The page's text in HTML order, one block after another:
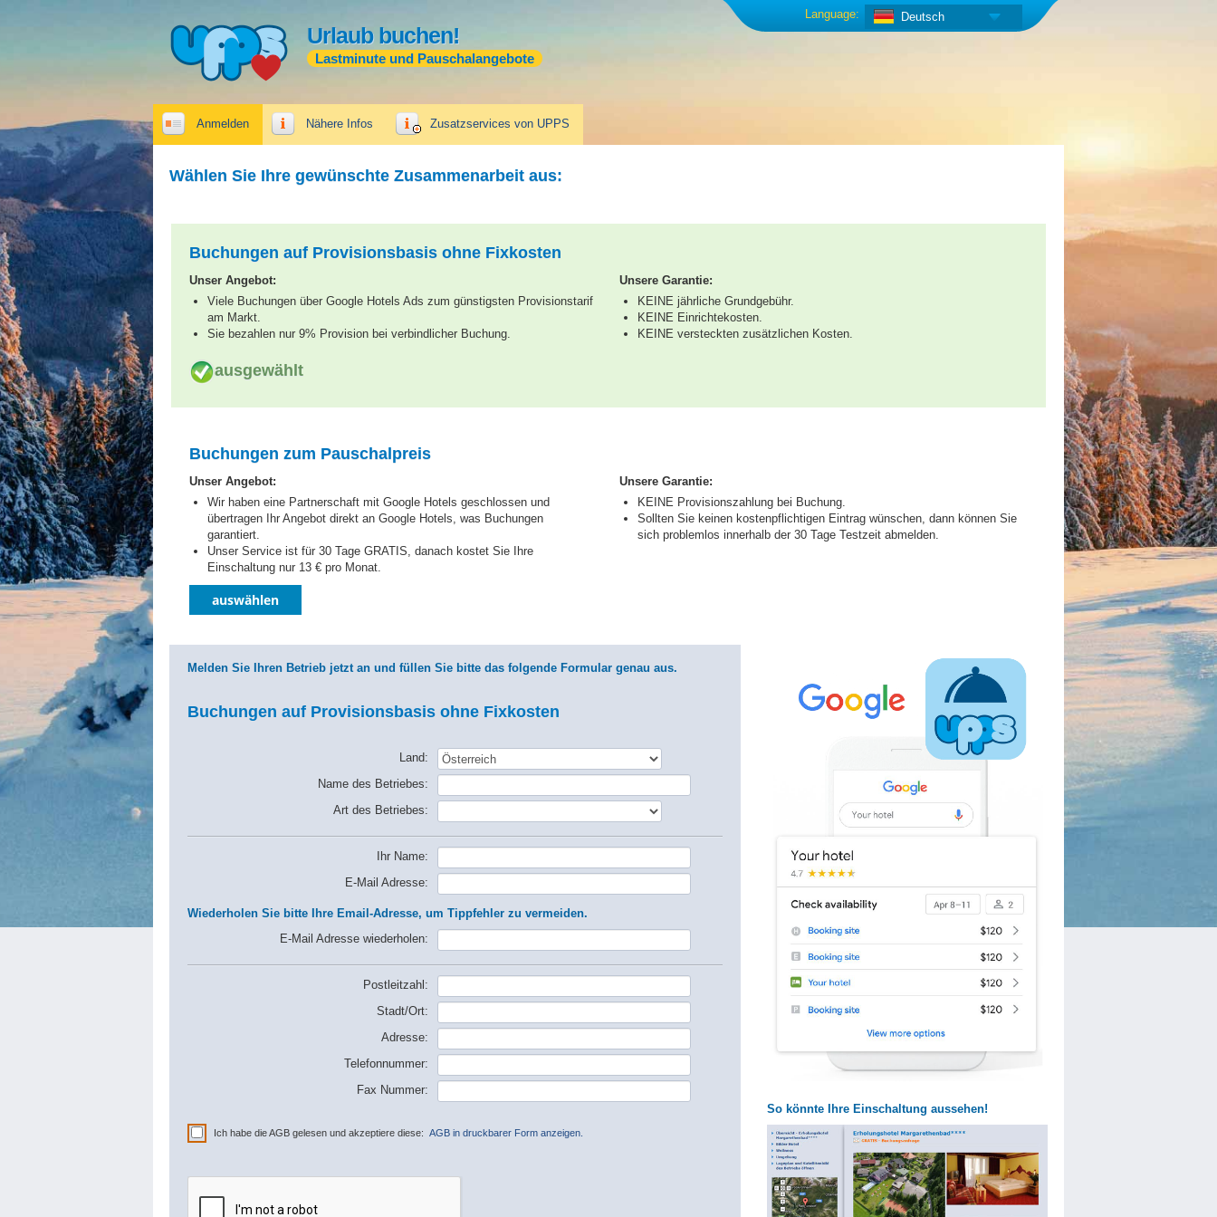
Urlaub buchen!
Lastminute und Pauschalangebote
Deutsch
Language:
Anmelden Nähere Infos Zusatzservices von UPPS
Wählen Sie Ihre gewünschte Zusammenarbeit aus:
Buchungen auf Provisionsbasis ohne Fixkosten
Unser Angebot:
Viele Buchungen über Google Hotels Ads zum günstigsten Provisionstarif
am Markt.
Sie bezahlen nur 9% Provision bei verbindlicher Buchung.
Unsere Garantie:
KEINE jährliche Grundgebühr.
KEINE Einrichtekosten.
KEINE versteckten zusätzlichen Kosten.
ausgewählt
Buchungen zum Pauschalpreis
Unser Angebot:
Wir haben eine Partnerschaft mit Google Hotels geschlossen und
übertragen Ihr Angebot direkt an Google Hotels, was Buchungen
garantiert.
Unser Service ist für 30 Tage GRATIS, danach kostet Sie Ihre
Einschaltung nur 13 € pro Monat.
Unsere Garantie:
KEINE Provisionszahlung bei Buchung.
Sollten Sie keinen kostenpflichtigen Eintrag wünschen, dann können Sie
sich problemlos innerhalb der 30 Tage Testzeit abmelden.
auswählen
So könnte Ihre Einschaltung aussehen!
Melden Sie Ihren Betrieb jetzt an und füllen Sie bitte das folgende Formular genau aus.
Buchungen auf Provisionsbasis ohne Fixkosten
Land:
Name des Betriebes:
Art des Betriebes:
Ihr Name:
E-Mail Adresse:
Wiederholen Sie bitte Ihre Email-Adresse, um Tippfehler zu vermeiden.
E-Mail Adresse wiederholen:
Postleitzahl:
Stadt/Ort:
Adresse:
Telefonnummer:
Fax Nummer:
Ich habe die AGB gelesen und akzeptiere diese: AGB in druckbarer Form anzeigen.